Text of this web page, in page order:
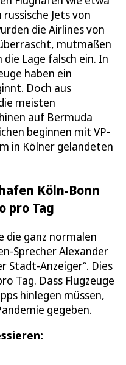
Jets von
die Airlines von
mutmaßen
Lage falsch ein. In
haben ein
Doch aus
meisten
auf Bermuda
beginnen mit VP-
in Kölner gelandeten
Köln-Bonn
pro Tag
die ganz normalen
Sprecher Alexander
Stadt-Anzeiger“. Dies
Tag. Dass Flugzeuge
hinlegen müssen,
gegeben.